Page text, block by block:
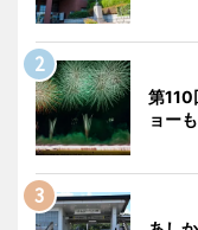
第
ョーも